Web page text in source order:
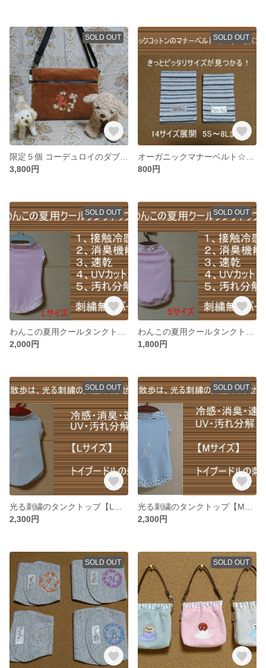
SOLD OUT
3,800円
SOLD OUT
800円
SOLD OUT
2,000円
SOLD OUT
1,800円
SOLD OUT
2,300円
SOLD OUT
2,300円
SOLD OUT SOLD OUT